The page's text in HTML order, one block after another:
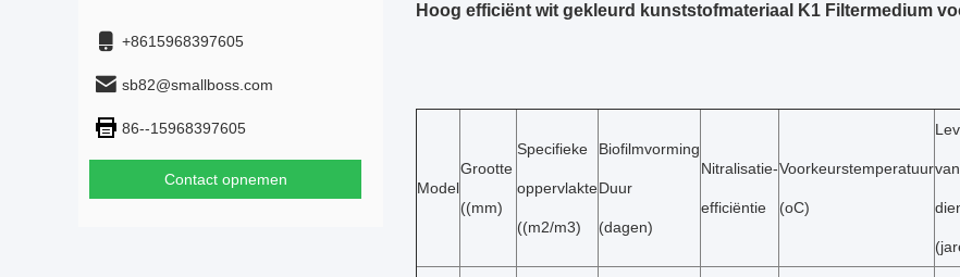
+8615968397605
sb82@smallboss.com
86--15968397605
Contact opnemen
Hoog efficiënt wit gekleurd kunststofmateriaal K1 Filtermedium
Model
Grootte
((mm)
Specifieke
oppervlakte
((m2/m3)
Biofilmvorming
Duur
(dagen)
Nitralisatie-
efficiëntie
Voorkeurstemperatuur
(oC)